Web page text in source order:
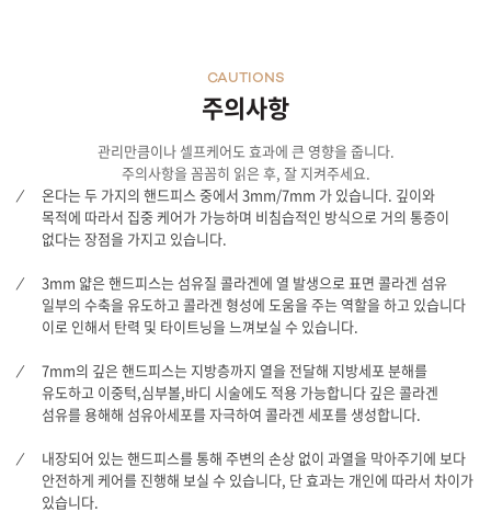
주의사항
CAUTIONS
관리만큼이나 셀프케어도 효과에 큰 영향을 줍니다.
주의사항을 꼼꼼히 읽은 후, 잘 지켜주세요.
온다는 두 가지의 핸드피스 중에서 3mm/7mm 가 있습니다. 깊이와
목적에 따라서 집중 케어가 가능하며 비침습적인 방식으로 거의 통증이
없다는 장점을 가지고 있습니다.
3mm 얇은 핸드피스는 섬유질 콜라겐에 열 발생으로 표면 콜라겐 섬유
일부의 수축을 유도하고 콜라겐 형성에 도움을 주는 역할을 하고 있습니다
이로 인해서 탄력 및 타이트닝을 느껴보실 수 있습니다.
7mm의 깊은 핸드피스는 지방층까지 열을 전달해 지방세포 분해를
유도하고 이중턱,심부볼,바디 시술에도 적용 가능합니다 깊은 콜라겐
섬유를 용해해 섬유아세포를 자극하여 콜라겐 세포를 생성합니다.
내장되어 있는 핸드피스를 통해 주변의 손상 없이 과열을 막아주기에 보다
안전하게 케어를 진행해 보실 수 있습니다, 단 효과는 개인에 따라서 차이가
있습니다.